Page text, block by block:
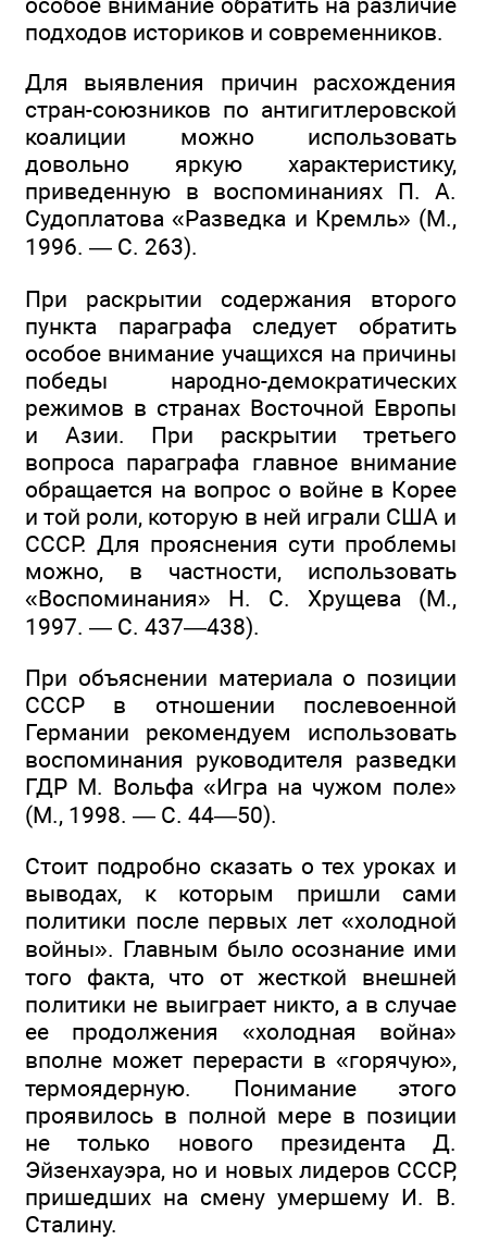
подходов историков и современников.
Для выявления причин расхождения
стран-союзников по антигитлеровской
коалиции можно использовать
довольно яркую характеристику,
приведенную в воспоминаниях П. А.
Судоплатова «Разведка и Кремль» (М.,
1996. — С. 263).
При раскрытии содержания второго
пункта параграфа следует обратить
особое внимание учащихся на причины
победы народно-демократических
режимов в странах Восточной Европы
и Азии. При раскрытии третьего
вопроса параграфа главное внимание
обращается на вопрос о войне в Корее
и той роли, которую в ней играли США и
СССР. Для прояснения сути проблемы
можно, в частности, использовать
«Воспоминания» Н. С. Хрущева (М.,
1997. — С. 437—438).
При объяснении материала о позиции
СССР в отношении послевоенной
Германии рекомендуем использовать
воспоминания руководителя разведки
ГДР М. Вольфа «Игра на чужом поле»
(М., 1998. — С. 44—50).
Стоит подробно сказать о тех уроках и
выводах, к которым пришли сами
политики после первых лет «холодной
войны». Главным было осознание ими
того факта, что от жесткой внешней
политики не выиграет никто, а в случае
ее продолжения «холодная война»
вполне может перерасти в «горячую»,
термоядерную. Понимание этого
проявилось в полной мере в позиции
не только нового президента Д.
Эйзенхауэра, но и новых лидеров СССР,
пришедших на смену умершему И. В.
Сталину.